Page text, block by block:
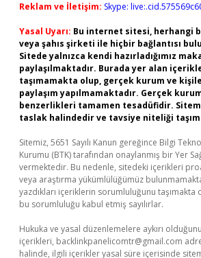
Reklam ve İletişim: Skype:
Yasal Uyarı: Bu internet sitesi, herhangi
veya şahıs şirketi ile hiçbir bağlantısı
Sitede yalnızca kendi hazırladığımız
paylaşılmaktadır. Burada yer alan
taşımamakta olup, gerçek kurum ve
paylaşım yapılmamaktadır. Gerçek
benzerlikleri tamamen tesadüfidir.
taslak halindedir ve tavsiye niteliği
Sitemiz, 5651 Sayılı Kanun gereğince Bilgi
Kurumu (BTK) tarafından onaylanmış bir Yer
vermektedir. Bu nedenle, sitedeki içerikleri
veya araştırma yükümlülüğümüz
yazdıkları içeriklerin sorumluluğunu
bu sorumluluğu kabul etmiş sayılırlar.
Hukuka ve yasal düzenlemelere aykırı
içerikleri, backlinkpanelicomtr@gmail.com
halinde, ilgili içerikler yasal süre içerisinde